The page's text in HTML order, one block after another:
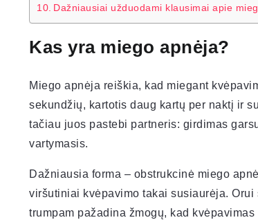
Dažniausiai užduodami klausimai apie
Kas yra miego apnėja?
Miego apnėja reiškia, kad miegant
sekundžių, kartotis daug kartų per naktį ir
tačiau juos pastebi partneris: girdimas
vartymasis.
Dažniausia forma – obstrukcinė miego
viršutiniai kvėpavimo takai susiaurėja.
trumpam pažadina žmogų, kad